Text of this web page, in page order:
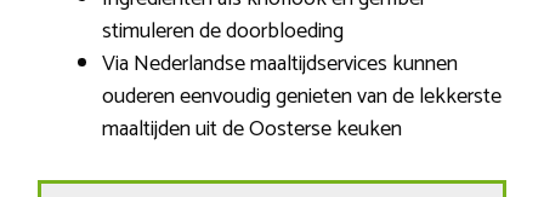
stimuleren de doorbloeding
Via Nederlandse maaltijdservices kunnen
ouderen eenvoudig genieten van de lekkerste
maaltijden uit de Oosterse keuken